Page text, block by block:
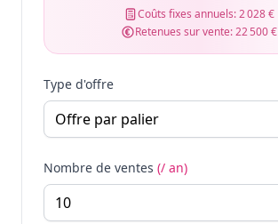
Coûts fixes annuels:2 028 €
Retenues sur vente:22 500 €
Type d'offre
Nombre de ventes (/ an)